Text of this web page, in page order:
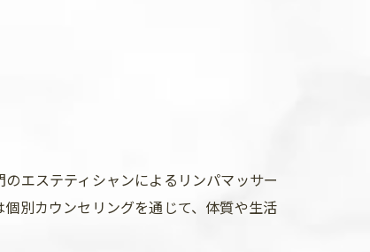
エステティシャンによるリンパマッサー
別カウンセリングを通じて、体質や生活